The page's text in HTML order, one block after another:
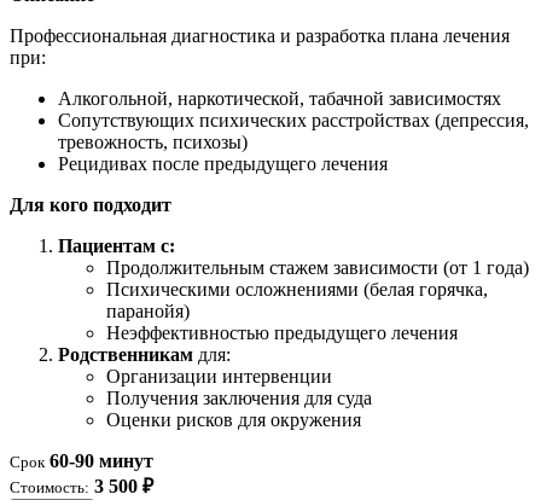
Профессиональная диагностика и разработка плана лечения
при:
Алкогольной, наркотической, табачной зависимостях
Сопутствующих психических расстройствах (депрессия,
тревожность, психозы)
Рецидивах после предыдущего лечения
Для кого подходит
Пациентам с:
Продолжительным стажем зависимости (от 1 года)
Психическими осложнениями (белая горячка,
паранойя)
Неэффективностью предыдущего лечения
Родственникам для:
Организации интервенции
Получения заключения для суда
Оценки рисков для окружения
Срок 60-90 минут
Стоимость: 3 500 ₽